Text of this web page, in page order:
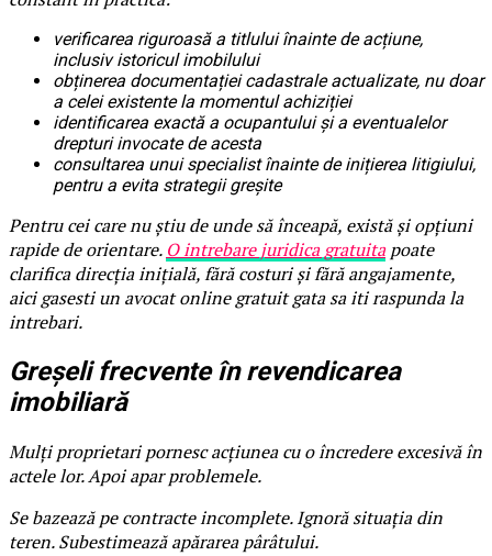
verificarea riguroasă a titlului înainte de acțiune,
inclusiv istoricul imobilului
obținerea documentației cadastrale actualizate, nu doar
a celei existente la momentul achiziției
identificarea exactă a ocupantului și a eventualelor
drepturi invocate de acesta
consultarea unui specialist înainte de inițierea litigiului,
pentru a evita strategii greșite
Pentru cei care nu știu de unde să înceapă, există și opțiuni
rapide de orientare. O intrebare juridica gratuitapoate
clarifica direcția inițială, fără costuri și fără angajamente,
aici gasesti un avocat online gratuit gata sa iti raspunda la
intrebari.
Greșeli frecvente în revendicarea
imobiliară
Mulți proprietari pornesc acțiunea cu o încredere excesivă în
actele lor. Apoi apar problemele.
Se bazează pe contracte incomplete. Ignoră situația din
teren. Subestimează apărarea pârâtului.